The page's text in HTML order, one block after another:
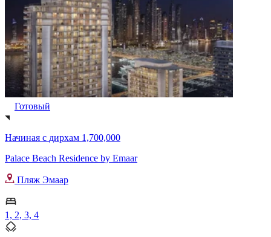
Готовый
Начиная с дирхам 1,700,000
Palace Beach Residence by Emaar
Пляж Эмаар
1, 2, 3, 4